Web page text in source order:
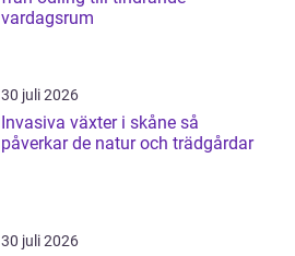
vardagsrum
30 juli 2026
Invasiva växter i skåne så
påverkar de natur och trädgårdar
30 juli 2026